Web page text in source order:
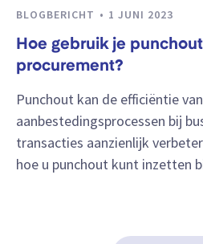
BLOGBERICHT 1 JUNI 2023
Hoe gebruik je
procurement?
Punchout kan de efficiëntie
aanbestedingsprocessen bij
transacties aanzienlijk
hoe u punchout kunt inzetten